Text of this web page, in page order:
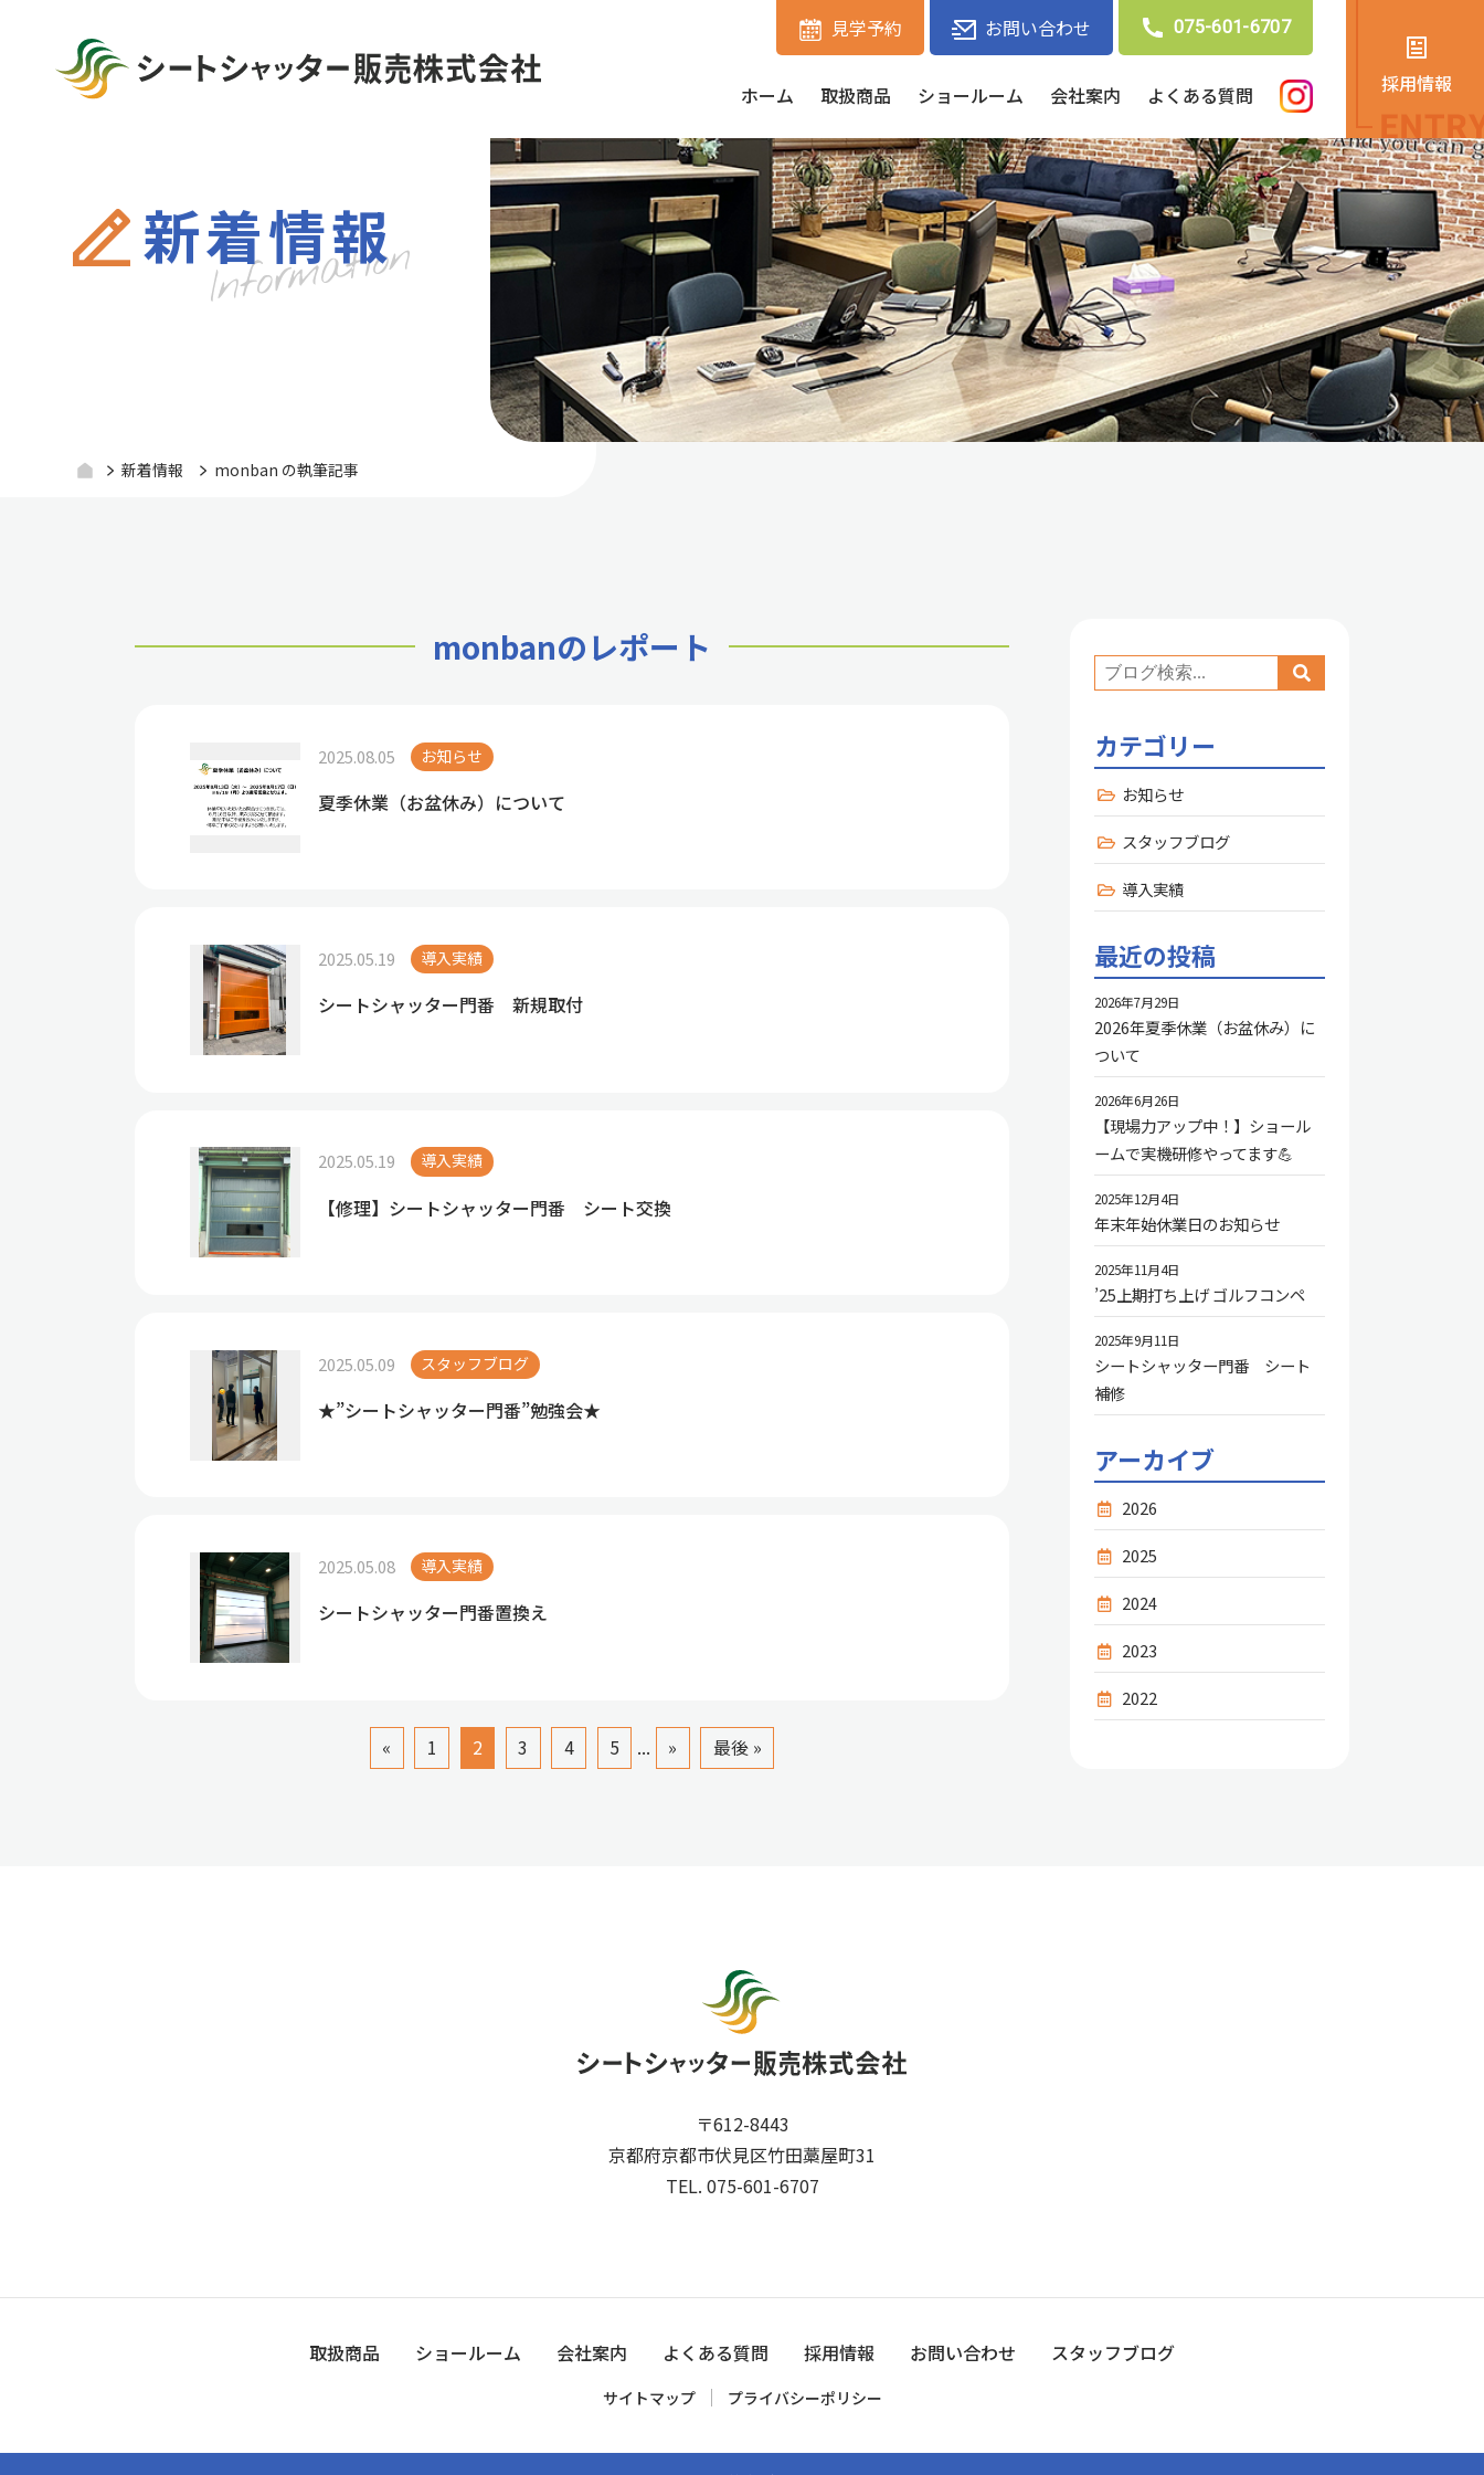
ホーム 取扱商品 ショールーム 会社案内 よくある質問 採用情報
見学予約 お問い合わせ 075-601-6707
新着情報
新着情報 monban の執筆記事
monbanのレポート
2025.08.05 お知らせ
夏季休業（お盆休み）について
2025.05.19 導入実績
シートシャッター門番 新規取付
2025.05.19 導入実績
【修理】シートシャッター門番 シート交換
2025.05.09 スタッフブログ
★”シートシャッター門番”勉強会★
2025.05.08 導入実績
シートシャッター門番置換え
« 1 2 3 4 5 ... » 最後 »
カテゴリー
お知らせ
スタッフブログ
導入実績
最近の投稿
2026年夏季休業（お盆休み）に
ついて
2026年7月29日
【現場力アップ中！】ショール
ームで実機研修やってます💪
2026年6月26日
年末年始休業日のお知らせ
2025年12月4日
’25上期打ち上げ ゴルフコンペ
2025年11月4日
シートシャッター門番 シート
補修
2025年9月11日
アーカイブ
2026
2025
2024
2023
2022
〒612-8443
京都府京都市伏見区竹田藁屋町31
TEL. 075-601-6707
取扱商品 ショールーム 会社案内 よくある質問 採用情報 お問い合わせ スタッフブログ
サイトマップ プライバシーポリシー